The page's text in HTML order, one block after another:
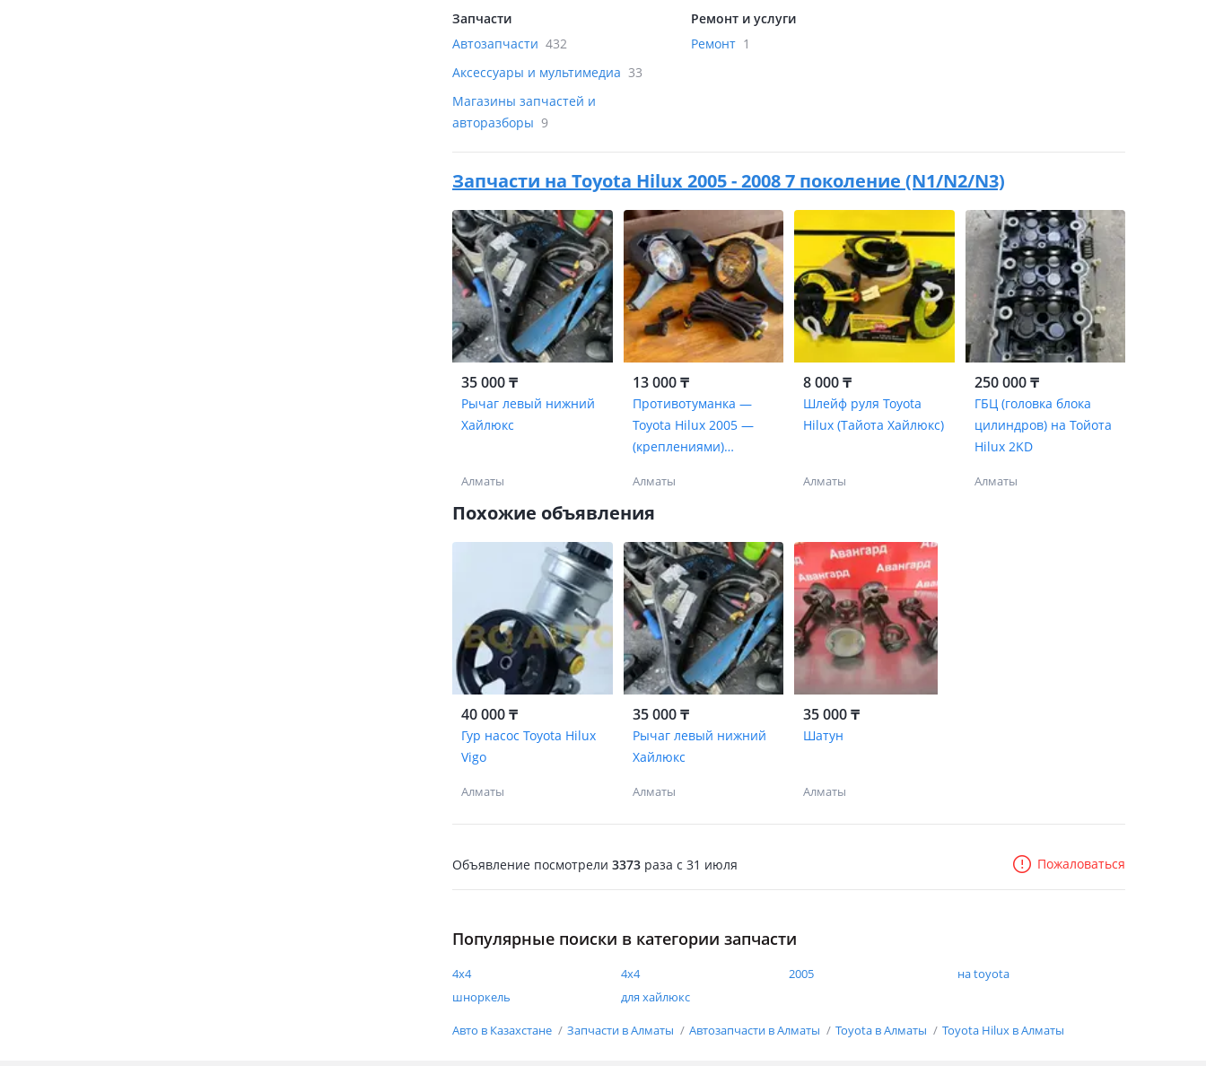
Запчасти
Автозапчасти 432
Аксессуары и мультимедиа 33
Магазины запчастей и
авторазборы 9
Ремонт и услуги
Ремонт 1
Запчасти на Toyota Hilux 2005 - 2008 7 поколение (N1/N2/N3)
35 000 ₸
Рычаг левый нижний
Хайлюкс
Алматы
13 000 ₸
Противотуманка —
Toyota Hilux 2005 —
(креплениями)
Алматы
8 000 ₸
Шлейф руля Toyota
Hilux (Тайота Хайлюкс)
Алматы
250 000 ₸
ГБЦ (головка блока
цилиндров) на Тойота
Hilux 2KD
Алматы
Похожие объявления
40 000 ₸
Гур насос Toyota Hilux
Vigo
Алматы
35 000 ₸
Рычаг левый нижний
Хайлюкс
Алматы
35 000 ₸
Шатун
Алматы
Объявление посмотрели 3373 раза c 31 июля Пожаловаться
Популярные поиски в категории запчасти
4х4 4x4 2005
на toyota
шноркель
для хайлюкс
Авто в Казахстане Запчасти в Алматы Автозапчасти в Алматы Toyota в Алматы Toyota Hilux в Алматы